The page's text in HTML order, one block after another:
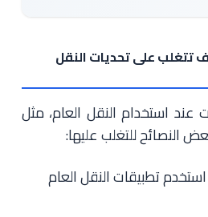
على تحديات النقل
استخدام النقل العام، مثل
بعض النصائح للتغلب عليها:
استخدم تطبيقات النقل العام